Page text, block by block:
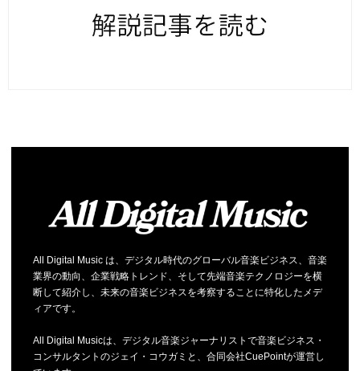
All Digital Music は、デジタル時代のグローバル音楽ビジネス、音楽
業界の動向、企業戦略トレンド、そして先端音楽テクノロジーを横
断して紹介し、未来の音楽ビジネスを考察することに特化したメデ
ィアです。
All Digital Musicは、デジタル音楽ジャーナリストで音楽ビジネス・
コンサルタントのジェイ・コウガミと、合同会社CuePointが運営し